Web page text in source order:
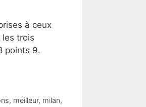
à ceux
trois
points 9.
, meilleur, milan,